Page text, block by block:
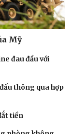
Mỹ
đau đầu với
thông qua hợp
tiền